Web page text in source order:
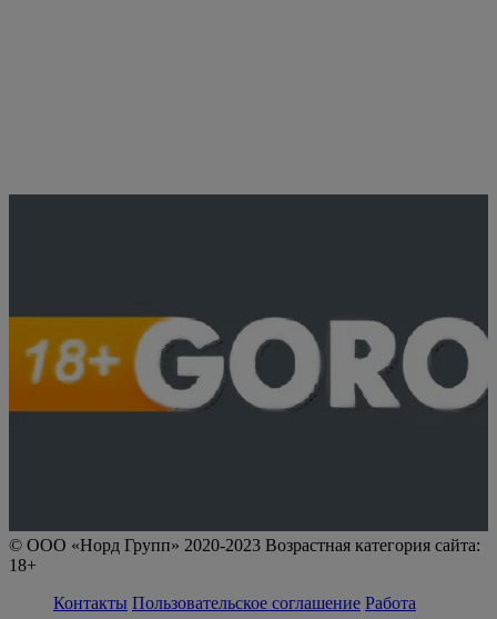
© ООО «Норд Групп» 2020-2023 Возрастная категория сайта:
18+
Контакты Пользовательское соглашение Работа